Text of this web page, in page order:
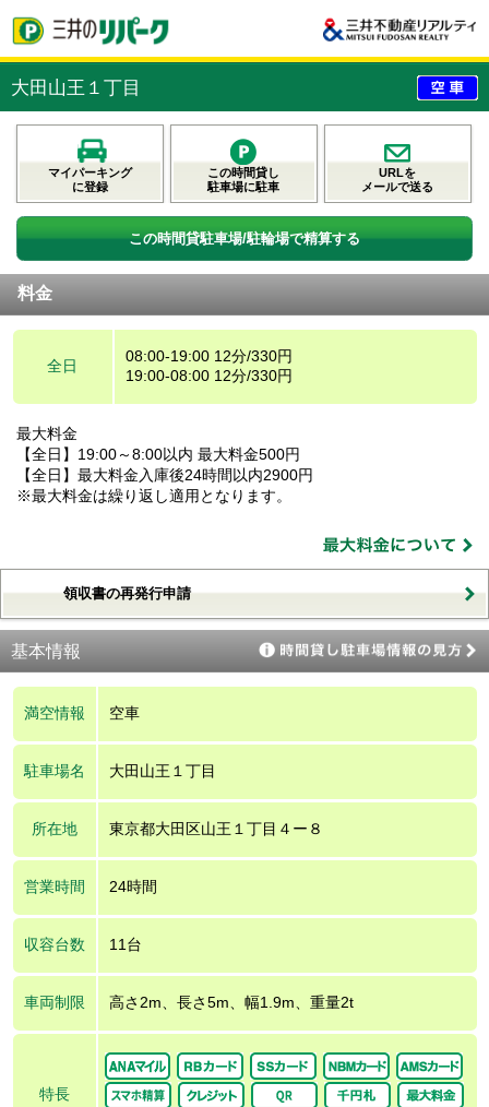
大田山王１丁目
マイパーキング
に登録
この時間貸し
駐車場に駐車
URLを
メールで送る
この時間貸駐車場/駐輪場で精算する
料金
全日
08:00-19:00 12分/330円
19:00-08:00 12分/330円
最大料金
【全日】19:00～8:00以内 最大料金500円
【全日】最大料金入庫後24時間以内2900円
※最大料金は繰り返し適用となります。
領収書の再発行申請
基本情報
満空情報 空車
駐車場名 大田山王１丁目
所在地 東京都大田区山王１丁目４ー８
営業時間 24時間
収容台数 11台
車両制限 高さ2m、長さ5m、幅1.9m、重量2t
特長